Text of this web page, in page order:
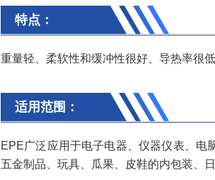
特点：
重量轻、柔软性和缓冲性很好、导热率很
适用范围：
EPE广泛应用于电子电器、仪器仪表、电
五金制品、玩具、瓜果、皮鞋的内包装、